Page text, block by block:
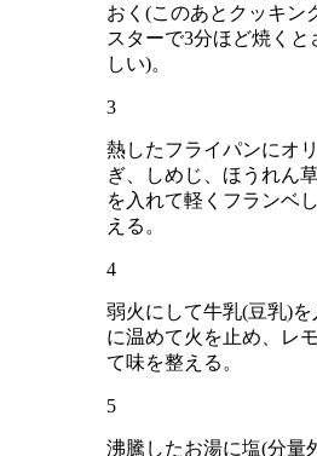
おく(このあとクッキン
スターで3分ほど焼く
しい)。
3
熱したフライパンにオ
ぎ、しめじ、ほうれん
を入れて軽くフランベ
える。
4
弱火にして牛乳(豆乳)
に温めて火を止め、レ
て味を整える。
5
沸騰したお湯に塩(分量